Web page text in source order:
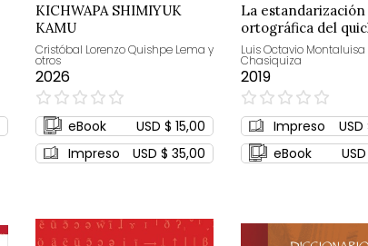
KICHWAPA SHIMIYUK
KAMU
Cristóbal Lorenzo Quishpe Lema y
otros
2026
0%
eBook
USD $ 15,00
Impreso
USD $ 35,00
La estandarización
ortográfica del
ecuatoriano
Luis Octavio Montaluisa
Chasiquiza
2019
0%
Impreso
eBook